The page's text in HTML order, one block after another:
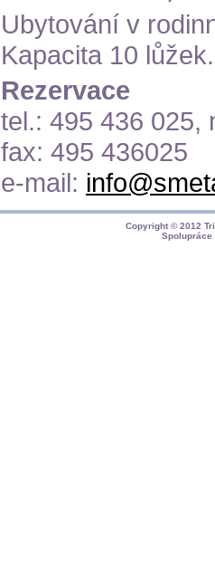
Ubytování v
Kapacita 10 lůžek.
Rezervace
tel.: 495 436 025,
fax: 495 436025
e-mail:
Copyright © 2012